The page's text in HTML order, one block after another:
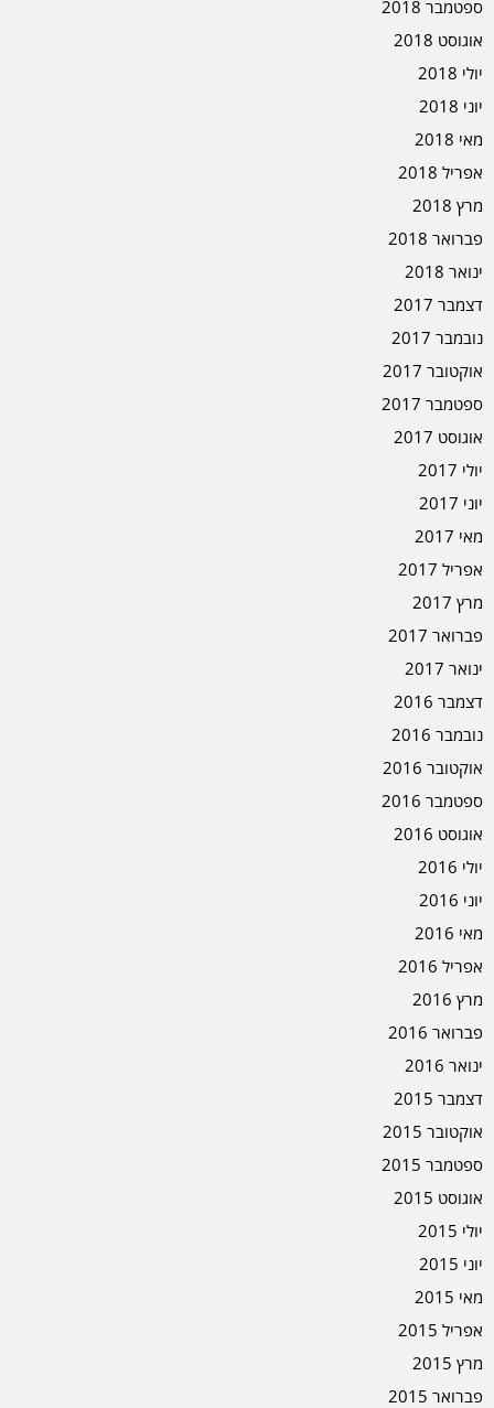
ספטמבר 2018
אוגוסט 2018
יולי 2018
יוני 2018
מאי 2018
אפריל 2018
מרץ 2018
פברואר 2018
ינואר 2018
דצמבר 2017
נובמבר 2017
אוקטובר 2017
ספטמבר 2017
אוגוסט 2017
יולי 2017
יוני 2017
מאי 2017
אפריל 2017
מרץ 2017
פברואר 2017
ינואר 2017
דצמבר 2016
נובמבר 2016
אוקטובר 2016
ספטמבר 2016
אוגוסט 2016
יולי 2016
יוני 2016
מאי 2016
אפריל 2016
מרץ 2016
פברואר 2016
ינואר 2016
דצמבר 2015
אוקטובר 2015
ספטמבר 2015
אוגוסט 2015
יולי 2015
יוני 2015
מאי 2015
אפריל 2015
מרץ 2015
פברואר 2015